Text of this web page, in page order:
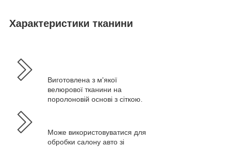
Характеристики тканини
Виготовлена з м'якої
велюрової тканини на
поролоновій основі з сіткою.
Може використовуватися для
обробки салону авто зі